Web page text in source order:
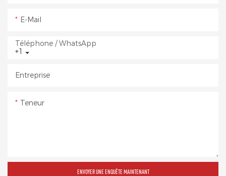
E-Mail
+1
Téléphone / WhatsApp
Entreprise
Teneur
ENVOYER UNE ENQUÊTE MAINTENANT